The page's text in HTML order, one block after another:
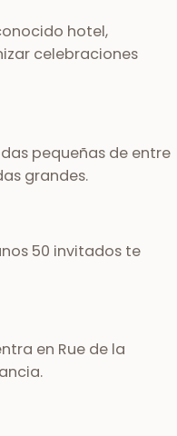
hotel,
celebraciones
pequeñas de entre
grandes.
50 invitados te
en Rue de la